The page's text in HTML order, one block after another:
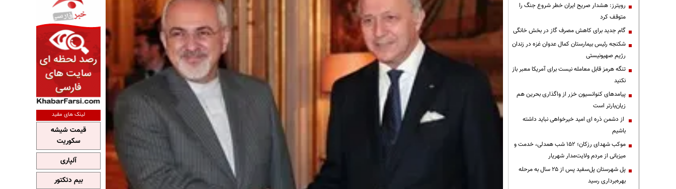
رویترز: هشدار صریح ایران خطر شروع جنگ را
متوقف کرد
گام جدید برای کاهش مصرف گاز در بخش خانگی
شکنجه رئیس بیمارستان کمال عدوان غزه در زندان
رژیم صهیونیستی
تنگه هرمز قابل معامله نیست برای آمریکا معبر باز
نکنید
پیامدهای کنوانسیون خزر از واگذاری بحرین هم
زیان‌بارتر است
از دشمن ذره ای امید خیرخواهی نباید داشته
باشیم
موکب شهدای رزکان؛ ۱۵۲ شب همدلی، خدمت و
میزبانی از مردم ولایت‌مدار شهریار
پل شهرستان پل‌سفید پس از ۲۵ سال به مرحله
بهره‌برداری رسید
لینک های مفید
قیمت شیشه
سکوریت
آلپاری
بیم دتکتور